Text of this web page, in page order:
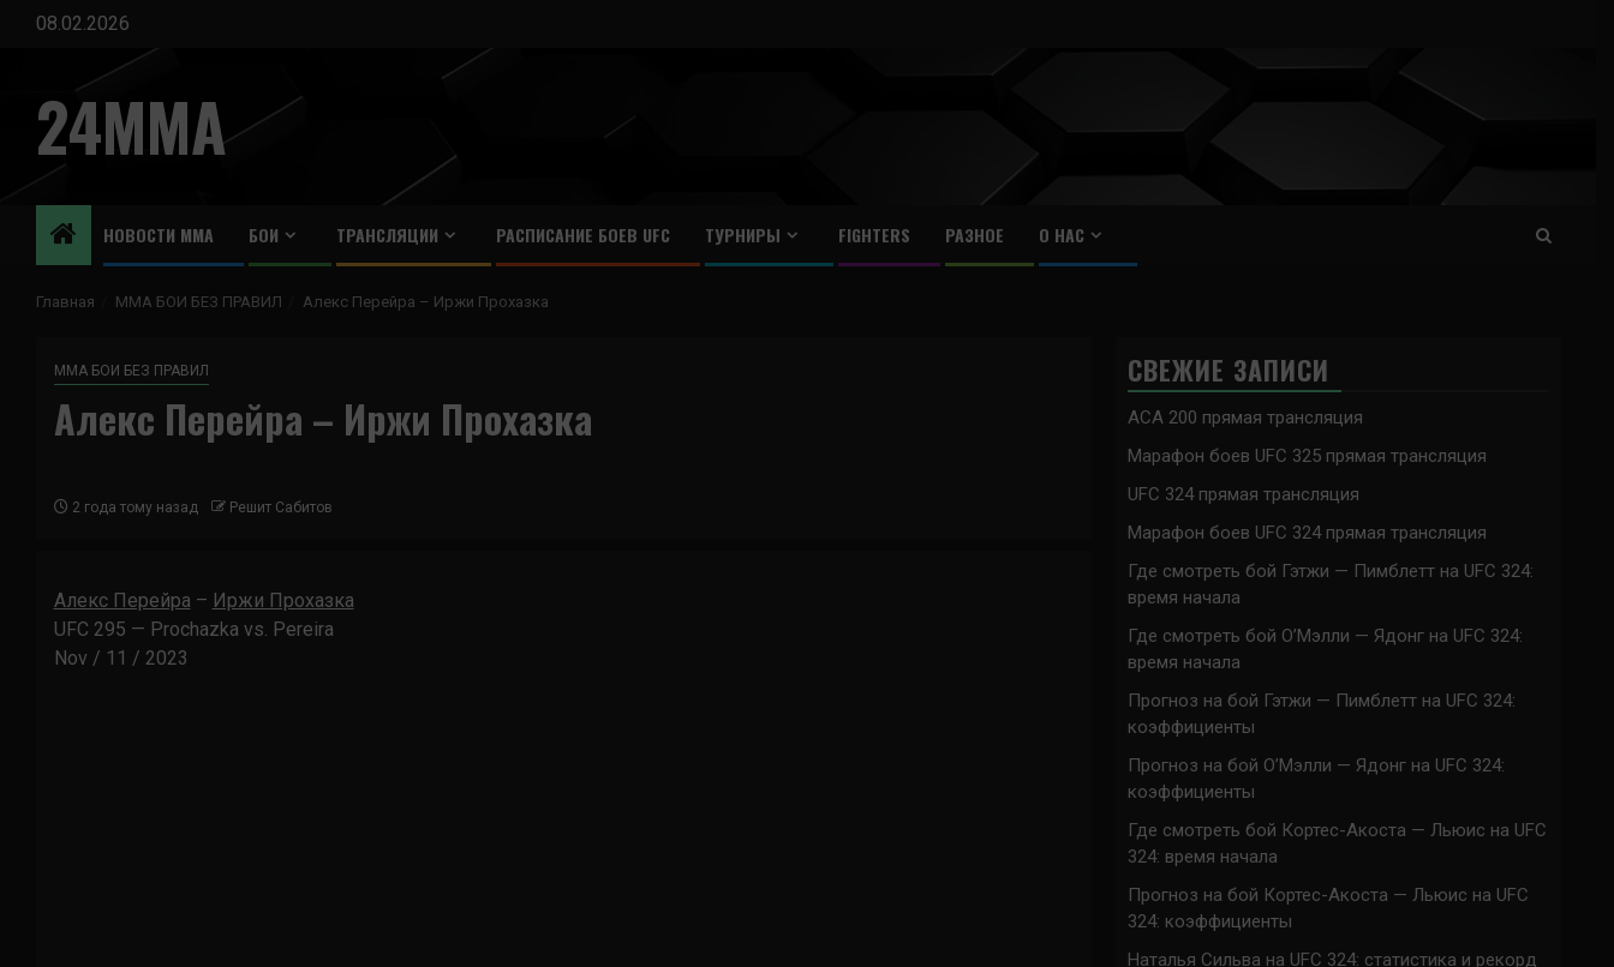
Перейти
содержимому
08.02.2026
24MMA
НОВОСТИ ММА БОИ ТРАНСЛЯЦИИ РАСПИСАНИЕ БОЕВ UFC ТУРНИРЫ FIGHTERS РАЗНОЕ О НАС
Главная ММА БОИ БЕЗ ПРАВИЛ Алекс Перейра – Иржи Прохазка
ММА БОИ БЕЗ ПРАВИЛ
Алекс Перейра – Иржи Прохазка
2 года тому назад Решит Сабитов
Алекс Перейра – Иржи Прохазка
UFC 295 — Prochazka vs. Pereira
Nov / 11 / 2023
СВЕЖИЕ ЗАПИСИ
ACA 200 прямая трансляция
Марафон боев UFC 325 прямая трансляция
UFC 324 прямая трансляция
Марафон боев UFC 324 прямая трансляция
Где смотреть бой Гэтжи — Пимблетт на UFC 324:
время начала
Где смотреть бой О’Мэлли — Ядонг на UFC 324:
время начала
Прогноз на бой Гэтжи — Пимблетт на UFC 324:
коэффициенты
Прогноз на бой О’Мэлли — Ядонг на UFC 324:
коэффициенты
Где смотреть бой Кортес-Акоста — Льюис на UFC
324: время начала
Прогноз на бой Кортес-Акоста — Льюис на UFC
324: коэффициенты
Наталья Сильва на UFC 324: статистика и рекорд